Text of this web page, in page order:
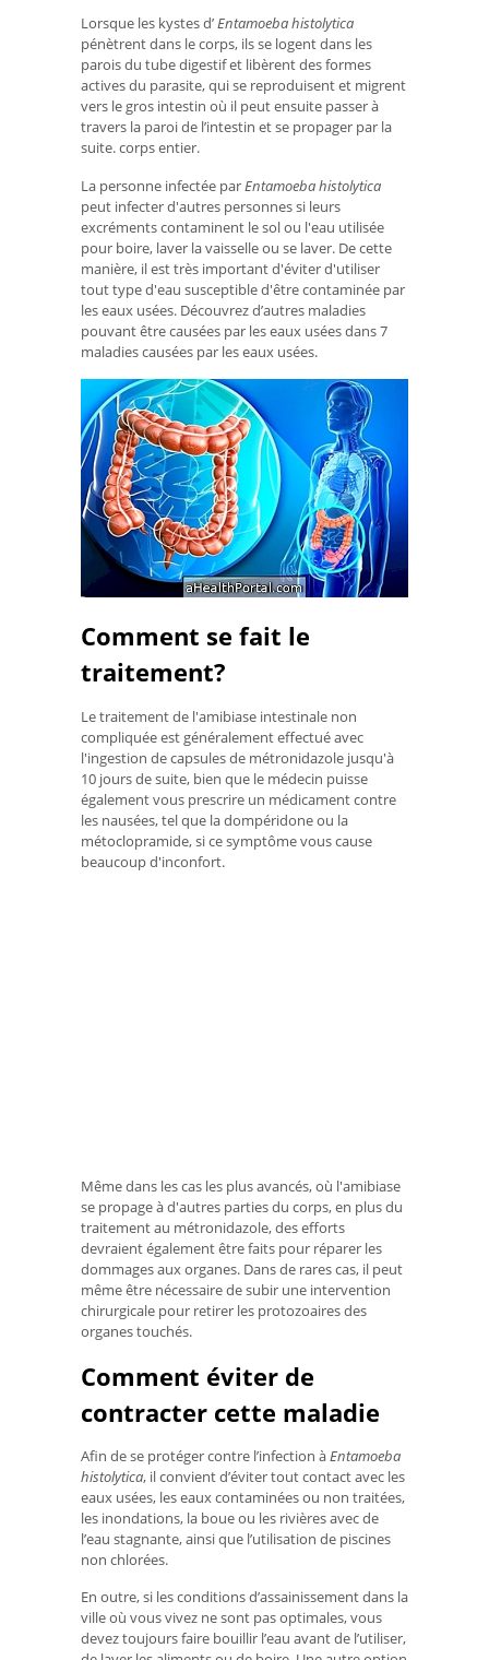
Lorsque les kystes d’Entamoeba histolytica
pénètrent dans le corps, ils se logent dans les
parois du tube digestif et libèrent des formes
actives du parasite, qui se reproduisent et migrent
vers le gros intestin où il peut ensuite passer à
travers la paroi de l’intestin et se propager par la
suite. corps entier.
La personne infectée parEntamoeba histolytica
peut infecter d'autres personnes si leurs
excréments contaminent le sol ou l'eau utilisée
pour boire, laver la vaisselle ou se laver. De cette
manière, il est très important d'éviter d'utiliser
tout type d'eau susceptible d'être contaminée par
les eaux usées. Découvrez d’autres maladies
pouvant être causées par les eaux usées dans 7
maladies causées par les eaux usées.
Comment se fait le
traitement?
Le traitement de l'amibiase intestinale non
compliquée est généralement effectué avec
l'ingestion de capsules de métronidazole jusqu'à
10 jours de suite, bien que le médecin puisse
également vous prescrire un médicament contre
les nausées, tel que la dompéridone ou la
métoclopramide, si ce symptôme vous cause
beaucoup d'inconfort.
Même dans les cas les plus avancés, où l'amibiase
se propage à d'autres parties du corps, en plus du
traitement au métronidazole, des efforts
devraient également être faits pour réparer les
dommages aux organes. Dans de rares cas, il peut
même être nécessaire de subir une intervention
chirurgicale pour retirer les protozoaires des
organes touchés.
Comment éviter de
contracter cette maladie
Afin de se protéger contre l’infection àEntamoeba
histolytica, il convient d’éviter tout contact avec les
eaux usées, les eaux contaminées ou non traitées,
les inondations, la boue ou les rivières avec de
l’eau stagnante, ainsi que l’utilisation de piscines
non chlorées.
En outre, si les conditions d’assainissement dans la
ville où vous vivez ne sont pas optimales, vous
devez toujours faire bouillir l’eau avant de l’utiliser,